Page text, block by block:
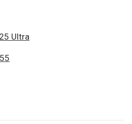
Ultra